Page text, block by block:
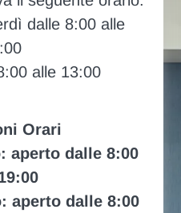
dalle 8:00 alle
alle 13:00
Orari
aperto dalle 8:00
aperto dalle 8:00